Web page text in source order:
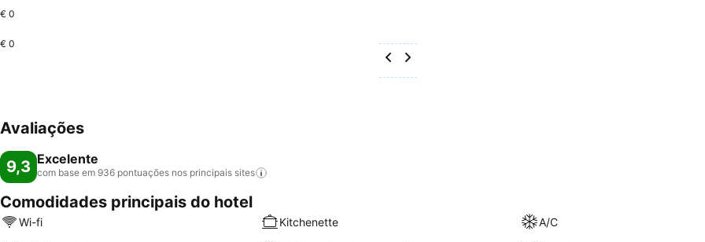
€ 0
€ 0
Avaliações
9,3 Excelente
com base em 936 pontuações nos principais sites
Comodidades principais do hotel
Wi-fi Kitchenette A/C